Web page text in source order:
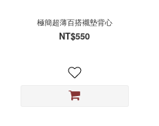
極簡超薄百搭襯墊背心
NT$550